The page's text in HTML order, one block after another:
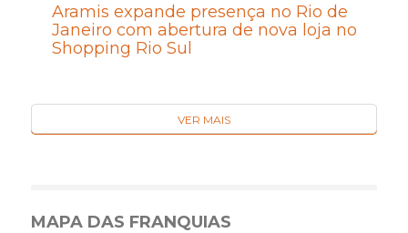
Aramis expande presença no Rio de
Janeiro com abertura de nova loja no
Shopping Rio Sul
VER MAIS
MAPA DAS FRANQUIAS